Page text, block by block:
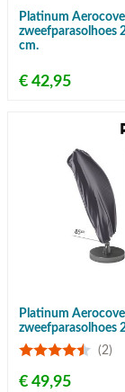
Platinum
zweefparasolhoes
cm.
€ 42,95
Platinum
zweefparasolhoes
(2)
€ 49,95